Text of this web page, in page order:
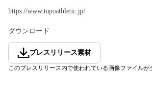
https://www.topoathletic.jp/
ダウンロード
プレスリリース素材
このプレスリリース内で使われている画像ファイル